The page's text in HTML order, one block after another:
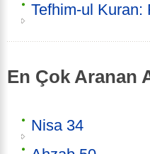
Tefhim-ul Kuran:
En Çok Aranan
Nisa 34